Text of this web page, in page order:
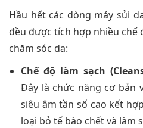
Hầu hết các dòng máy sủi
đều được tích hợp nhiều
chăm sóc da:
Chế độ làm sạch
Đây là chức năng cơ bản
siêu âm tần số cao kết
loại bỏ tế bào chết và làm